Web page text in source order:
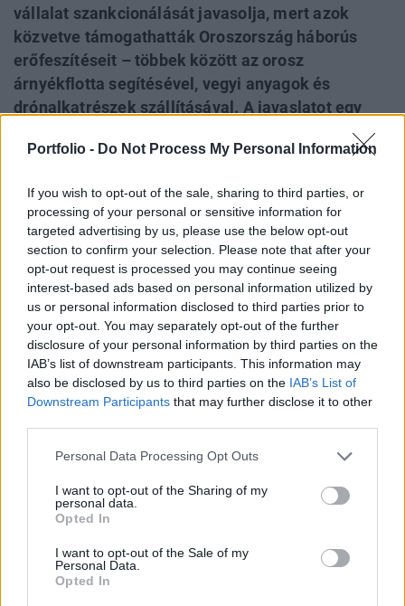
Portfolio - Do Not Process My Personal Information
If you wish to opt-out of the sale, sharing to third parties, or
processing of your personal or sensitive information for
targeted advertising by us, please use the below opt-out
section to confirm your selection. Please note that after your
opt-out request is processed you may continue seeing
interest-based ads based on personal information utilized by
us or personal information disclosed to third parties prior to
your opt-out. You may separately opt-out of the further
disclosure of your personal information by third parties on the
IAB’s list of downstream participants. This information may
also be disclosed by us to third parties on the IAB’s List of
Downstream Participants that may further disclose it to other
Personal Data Processing Opt Outs
I want to opt-out of the Sharing of my
personal data.
Opted In
I want to opt-out of the Sale of my
Personal Data.
Opted In
vállalat szankcionálását javasolja, mert azok
közvetve támogathatták Oroszország háborús
erőfeszítéseit – többek között az orosz
árnyékflotta segítésével, vegyi anyagok és
drónalkatrészek szállításával. A javaslatot egy
úgynevezett "mini" szankciós csomag részeként a
külügyminiszterek június 15-i ülésén fogadhatják
szankciós csomagon is dolgozik. A kínai cégek
mellett több Egyesült Arab Emírségekben,
Törökországban és Azerbajdzsánban működő
vállalat, valamint a Lukoil leányvállalatai is a
listára kerülhetnek. A lépés tovább élezheti az
amúgy is feszült EU–Kína viszonyt, miután Peking
már korábban határozott ellenintézkedéseket
helyezett kilátásba az újabb korlátozások esetére.
Az új magyar kormány is egy feszült helyzetben
találhatja magát a 21. szankciós csomaggal.
Az Európai Unió külügyi szolgálata négy kínai vállalat
cégek közvetve támogatják Oroszország Ukrajna elleni
háborúját – derül ki a Politico által megszerzett
orosz árnyékflottát segíthették, vegyi anyagokat
biztosíthattak az orosz hadsereg számára, illetve...